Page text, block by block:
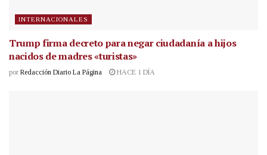
INTERNACIONALES
Trump firma decreto para negar ciudadanía a hijos
nacidos de madres «turistas»
por Redacción Diario La Página HACE 1 DÍA